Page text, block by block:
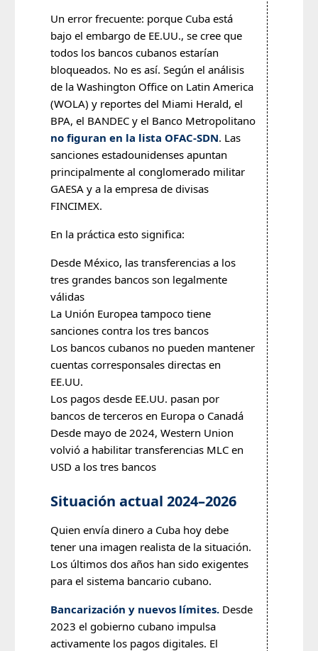
Un error frecuente: porque Cuba está
bajo el embargo de EE.UU., se cree que
todos los bancos cubanos estarían
bloqueados. No es así. Según el análisis
de la Washington Office on Latin America
(WOLA) y reportes del Miami Herald, el
BPA, el BANDEC y el Banco Metropolitano
no figuran en la lista OFAC-SDN. Las
sanciones estadounidenses apuntan
principalmente al conglomerado militar
GAESA y a la empresa de divisas
FINCIMEX.
En la práctica esto significa:
Desde México, las transferencias a los
tres grandes bancos son legalmente
válidas
La Unión Europea tampoco tiene
sanciones contra los tres bancos
Los bancos cubanos no pueden mantener
cuentas corresponsales directas en
EE.UU.
Los pagos desde EE.UU. pasan por
bancos de terceros en Europa o Canadá
Desde mayo de 2024, Western Union
volvió a habilitar transferencias MLC en
USD a los tres bancos
Situación actual 2024–2026
Quien envía dinero a Cuba hoy debe
tener una imagen realista de la situación.
Los últimos dos años han sido exigentes
para el sistema bancario cubano.
Bancarización y nuevos límites. Desde
2023 el gobierno cubano impulsa
activamente los pagos digitales. El